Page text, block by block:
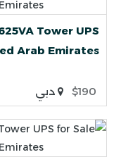
Tower UPS
Arab Emirates
$190 دبي